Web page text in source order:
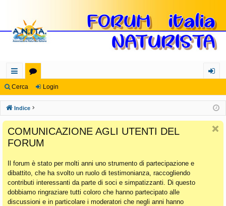
oll
eg
a
m
en
ti
Ra
pi
u
m
in
Cerca Login
Indice
COMUNICAZIONE AGLI UTENTI DEL
FORUM
Il forum è stato per molti anni uno strumento di partecipazione e
dibattito, che ha svolto un ruolo di testimonianza, raccogliendo
contributi interessanti da parte di soci e simpatizzanti. Di questo
dobbiamo ringraziare tutti coloro che hanno partecipato alle
discussioni e in particolare i moderatori che negli anni hanno